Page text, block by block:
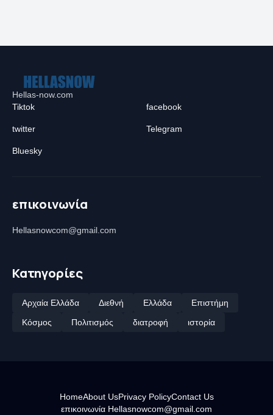
Hellas-now.com
Tiktok
facebook
twitter Telegram
Bluesky
επικοινωνία
Hellasnowcom@gmail.com
Κατηγορίες
Αρχαία Ελλάδα Διεθνή Ελλάδα
Επιστήμη
Κόσμος
Πολιτισμός διατροφή ιστορία
επικοινωνία Hellasnowcom@gmail.com
HomeAbout UsPrivacy PolicyContact Us